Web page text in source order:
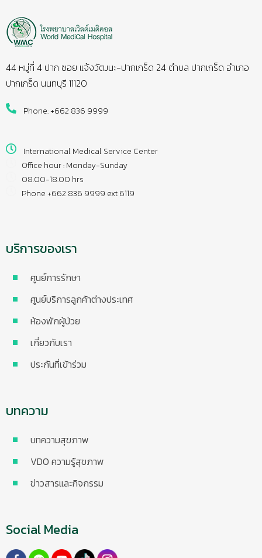
44 หมู่ที่ 4 ปาก ซอย แจ้งวัฒนะ-ปากเกร็ด 24 ตำบล ปากเกร็ด อำเภอ
ปากเกร็ด นนทบุรี 11120
Phone: +662 836 9999
International Medical Service Center
Office hour : Monday-Sunday
08.00-18.00 hrs
Phone +662 836 9999 ext 6119
บริการของเรา
ศูนย์การรักษา
ศูนย์บริการลูกค้าต่างประเทศ
ห้องพักผู้ป่วย
เกี่ยวกับเรา
ประกันที่เข้าร่วม
บทความ
บทความสุขภาพ
VDO ความรู้สุขภาพ
ข่าวสารและกิจกรรม
Social Media